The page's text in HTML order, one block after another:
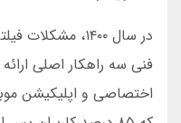
در سال ۱۴۰۰،
فنی سه راهکار اصلی
اختصاصی و اپلیکیشن